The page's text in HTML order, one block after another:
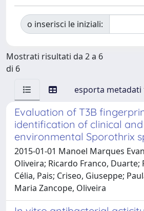
o inserisci le iniziali:
Mostrati risultati da 2 a 6
di 6
esporta metadati
Evaluation of T3B
identification of clinical and
environmental Sporothrix
2015-01-01 Manoel Marques
Oliveira; Ricardo Franco, Duarte;
Célia, Pais; Criseo, Giuseppe;
Maria Zancope, Oliveira